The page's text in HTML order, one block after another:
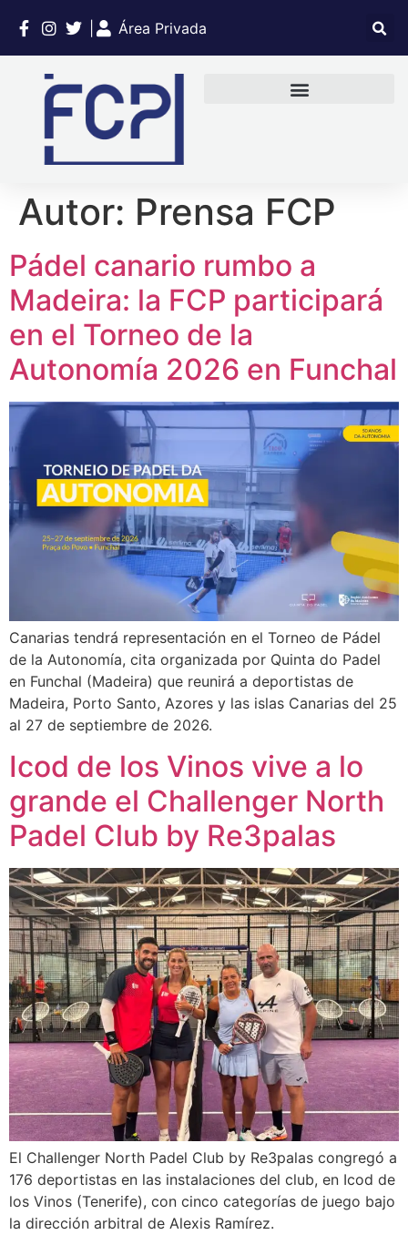
Área Privada
Autor: Prensa FCP
Pádel canario rumbo a
Madeira: la FCP participará
en el Torneo de la
Autonomía 2026 en Funchal
Canarias tendrá representación en el Torneo de Pádel
de la Autonomía, cita organizada por Quinta do Padel
en Funchal (Madeira) que reunirá a deportistas de
Madeira, Porto Santo, Azores y las islas Canarias del 25
al 27 de septiembre de 2026.
Icod de los Vinos vive a lo
grande el Challenger North
Padel Club by Re3palas
El Challenger North Padel Club by Re3palas congregó a
176 deportistas en las instalaciones del club, en Icod de
los Vinos (Tenerife), con cinco categorías de juego bajo
la dirección arbitral de Alexis Ramírez.